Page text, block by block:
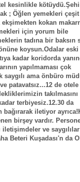
kesinlikle
; Öğlen yemekleri çeşit
ekşimekten kokan
için yorum bile
tadına bir baksın
koysun.Odalar
kadar koridorda
yapılmaması çok
ama önbüro
patavatsız...12 de
takılmasını
terbiyesiz.12.30 da
bağırarak iletiyor
birşey vardır.
ve
Beteri Kuşadası'n da